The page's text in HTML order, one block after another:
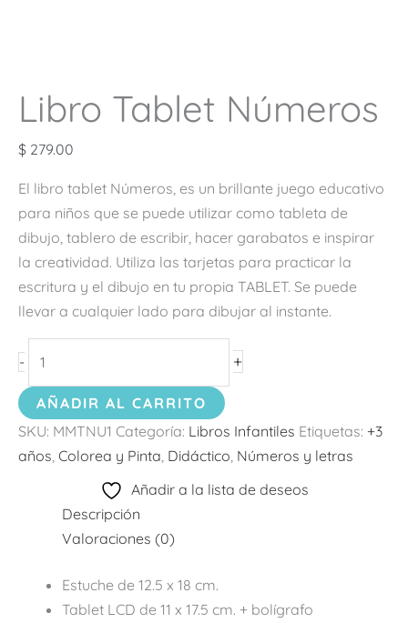
Libro Tablet Números
$ 279.00
El libro tablet Números, es un brillante juego educativo
para niños que se puede utilizar como tableta de
dibujo, tablero de escribir, hacer garabatos e inspirar
la creatividad. Utiliza las tarjetas para practicar la
escritura y el dibujo en tu propia TABLET. Se puede
llevar a cualquier lado para dibujar al instante.
- +
AÑADIR AL CARRITO
SKU: MMTNU1 Categoría: Libros Infantiles Etiquetas: +3
años Colorea y Pinta Didáctico Números y letras
Añadir a la lista de deseos
Descripción
Valoraciones (0)
Estuche de 12.5 x 18 cm.
Tablet LCD de 11 x 17.5 cm. + bolígrafo